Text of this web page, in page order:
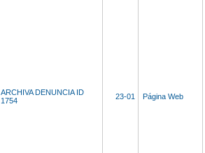
ARCHIVA DENUNCIA ID
1754
23-01 Página Web